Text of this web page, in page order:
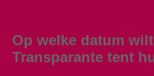
Op welke datum
Transparante tent